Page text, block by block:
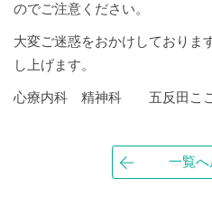
のでご注意ください。
大変ご迷惑をおかけしておりま
し上げます。
心療内科 精神科 五反田ここ
一覧へ